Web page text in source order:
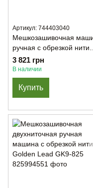
Артикул: 744403040
Мешкозашивочная
ручная с обрезкой нити
GK9-900
3 821 грн
В наличии
Купить